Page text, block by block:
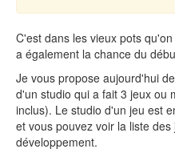
C'est dans les vieux pots
a également la chance du
Je vous propose aujourd'hui
d'un studio qui a fait 3 jeux ou
inclus). Le studio d'un jeu est
et vous pouvez voir la liste
développement.